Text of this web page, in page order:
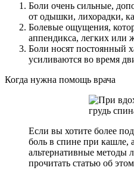
Боли очень сильные,
от одышки, лихорадки,
Болевые ощущения,
аппендикса, легких или
Боли носят постоянный
усиливаются во время
Когда нужна помощь врача
Если вы хотите более
боль в спине при кашле,
альтернативные методы
прочитать статью об